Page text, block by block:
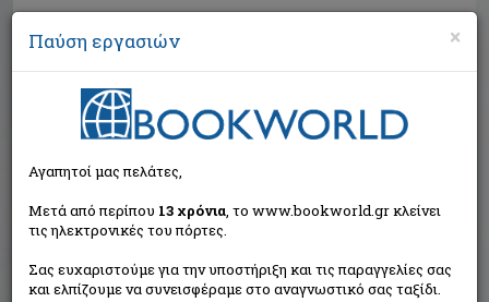
Αναζήτηση
×
Παύση εργασιών
Αγαπητοί μας πελάτες,
Μετά από περίπου 13 χρόνια, το www.bookworld.gr κλείνει
τις ηλεκτρονικές του πόρτες.
Σας ευχαριστούμε για την υποστήριξη και τις παραγγελίες σας
και ελπίζουμε να συνεισφέραμε στο αναγνωστικό σας ταξίδι.